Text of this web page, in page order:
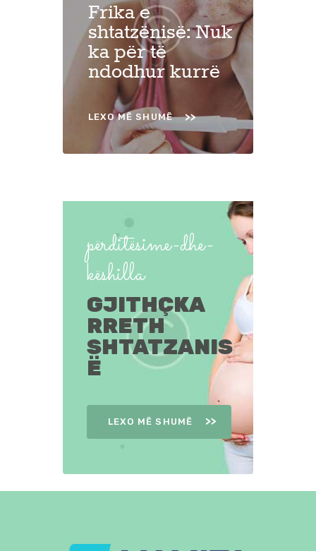
Frika e
shtatzënisë: Nuk
ka për të
ndodhur kurrë
LEXO MË SHUMË
përditësime-dhe-
këshilla
GJITHÇKA
RRETH
SHTATZANIS
Ë
LEXO MË SHUMË